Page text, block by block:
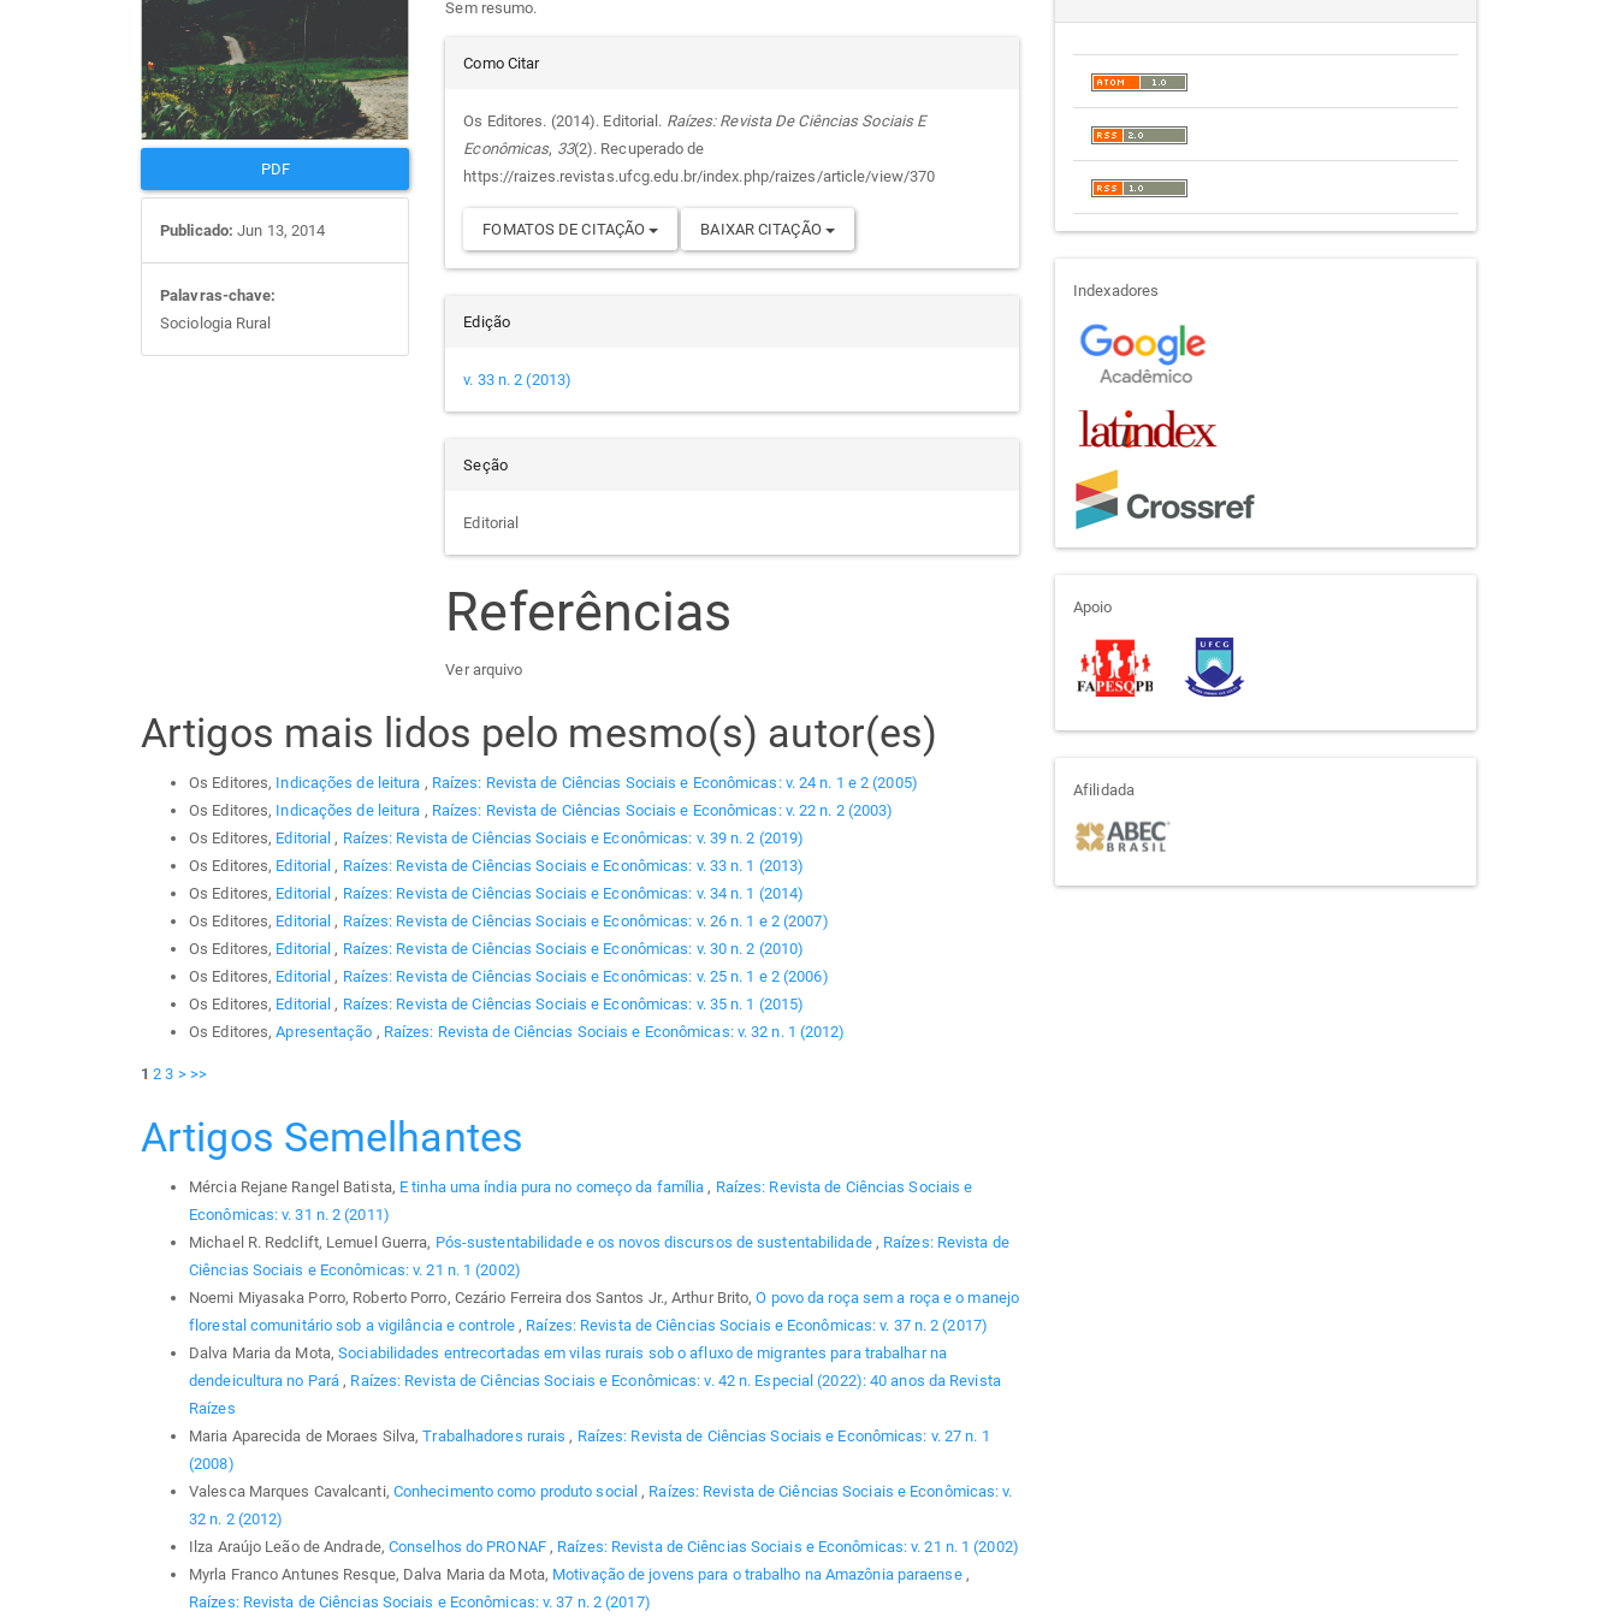
artigos
PDF
Publicado: Jun 13, 2014
Palavras-chave:
Sociologia Rural
principal
Sem resumo.
Detalhes
do
artigo
Como Citar
Os Editores. (2014). Editorial. Raízes: Revista De Ciências Sociais E
Econômicas, 33(2). Recuperado de
https://raizes.revistas.ufcg.edu.br/index.php/raizes/article/view/370
FOMATOS DE CITAÇÃO BAIXAR CITAÇÃO
Edição
v. 33 n. 2 (2013)
Seção
Editorial
Referências
Ver arquivo
Artigos mais lidos pelo mesmo(s) autor(es)
Os Editores, Indicações de leitura , Raízes: Revista de Ciências Sociais e Econômicas: v. 24 n. 1 e 2 (2005)
Os Editores, Indicações de leitura , Raízes: Revista de Ciências Sociais e Econômicas: v. 22 n. 2 (2003)
Os Editores, Editorial, Raízes: Revista de Ciências Sociais e Econômicas: v. 39 n. 2 (2019)
Os Editores, Editorial, Raízes: Revista de Ciências Sociais e Econômicas: v. 33 n. 1 (2013)
Os Editores, Editorial, Raízes: Revista de Ciências Sociais e Econômicas: v. 34 n. 1 (2014)
Os Editores, Editorial, Raízes: Revista de Ciências Sociais e Econômicas: v. 26 n. 1 e 2 (2007)
Os Editores, Editorial, Raízes: Revista de Ciências Sociais e Econômicas: v. 30 n. 2 (2010)
Os Editores, Editorial, Raízes: Revista de Ciências Sociais e Econômicas: v. 25 n. 1 e 2 (2006)
Os Editores, Editorial, Raízes: Revista de Ciências Sociais e Econômicas: v. 35 n. 1 (2015)
Os Editores,Apresentação , Raízes: Revista de Ciências Sociais e Econômicas: v. 32 n. 1 (2012)
1 2 3 > >>
Artigos Semelhantes
Mércia Rejane Rangel Batista, E tinha uma índia pura no começo da família, Raízes: Revista de Ciências Sociais e
Econômicas: v. 31 n. 2 (2011)
Michael R. Redclift, Lemuel Guerra, Pós-sustentabilidade e os novos discursos de sustentabilidade , Raízes: Revista de
Ciências Sociais e Econômicas: v. 21 n. 1 (2002)
Noemi Miyasaka Porro, Roberto Porro, Cezário Ferreira dos Santos Jr., Arthur Brito,O povo da roça sem a roça e o manejo
florestal comunitário sob a vigilância e controle, Raízes: Revista de Ciências Sociais e Econômicas: v. 37 n. 2 (2017)
Dalva Maria da Mota,Sociabilidades entrecortadas em vilas rurais sob o afluxo de migrantes para trabalhar na
dendeicultura no Pará, Raízes: Revista de Ciências Sociais e Econômicas: v. 42 n. Especial (2022): 40 anos da Revista
Raízes
Maria Aparecida de Moraes Silva,Trabalhadores rurais, Raízes: Revista de Ciências Sociais e Econômicas: v. 27 n. 1
(2008)
Valesca Marques Cavalcanti, Conhecimento como produto social, Raízes: Revista de Ciências Sociais e Econômicas: v.
32 n. 2 (2012)
Ilza Araújo Leão de Andrade, Conselhos do PRONAF , Raízes: Revista de Ciências Sociais e Econômicas: v. 21 n. 1 (2002)
Myrla Franco Antunes Resque, Dalva Maria da Mota, Motivação de jovens para o trabalho na Amazônia paraense ,
Raízes: Revista de Ciências Sociais e Econômicas: v. 37 n. 2 (2017)
indexadores
Indexadores
apoio
Apoio
afiliada
Afilidada